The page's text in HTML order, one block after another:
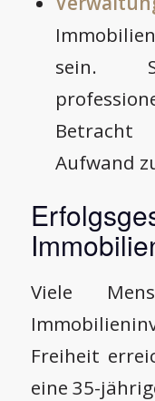
sein.
Aufwand
Viele
Freiheit
eine 35-